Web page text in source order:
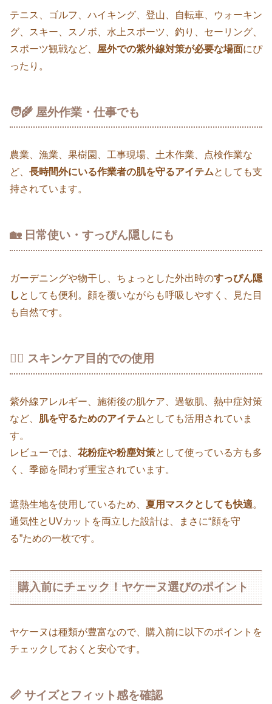
テニス、ゴルフ、ハイキング、登山、自転車、ウォーキン
グ、スキー、スノボ、水上スポーツ、釣り、セーリング、
スポーツ観戦など、 屋外での紫外線対策が必要な場面にぴ
ったり。
🧑‍🌾 屋外作業・仕事でも
農業、漁業、果樹園、工事現場、土木作業、点検作業な
ど、 長時間外にいる作業者の肌を守るアイテムとしても支
持されています。
🏡 日常使い・すっぴん隠しにも
ガーデニングや物干し、ちょっとした外出時のすっぴん隠
し としても便利。顔を覆いながらも呼吸しやすく、見た目
も自然です。
💆‍♀️ スキンケア目的での使用
紫外線アレルギー、施術後の肌ケア、過敏肌、熱中症対策
など、 肌を守るためのアイテムとしても活用されていま
す。
レビューでは、 花粉症や粉塵対策として使っている方も多
く、季節を問わず重宝されています。
遮熱生地を使用しているため、 夏用マスクとしても快適。
通気性とUVカットを両立した設計は、まさに“顔を守
る”ための一枚です。
購入前にチェック！ヤケーヌ選びのポイント
ヤケーヌは種類が豊富なので、購入前に以下のポイントを
チェックしておくと安心です。
📏 サイズとフィット感を確認